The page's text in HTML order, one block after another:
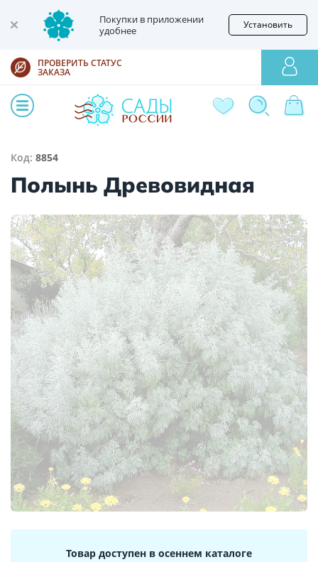
Покупки в приложении
удобнее
Установить
ПРОВЕРИТЬ СТАТУС
ЗАКАЗА
Код: 8854
Полынь Древовидная
Товар доступен в осеннем каталоге